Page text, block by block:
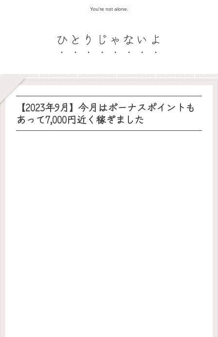
You're not alone.
ひとりじゃないよ
【2023年9月】今月はボーナスポイントも
あって7,000円近く稼ぎました